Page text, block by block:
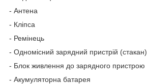
- Антена
- Кліпса
- Ремінець
- Одномісний зарядний пристрій (стакан)
- Блок живлення до зарядного пристрою
- Акумуляторна батарея